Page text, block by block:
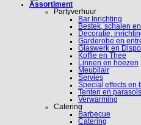
Assortiment
Partyverhuur
Bar Inrichting
Bestek, schalen
Decoratie,
Garderobe en
Glaswerk en
Koffie en Thee
Linnen en hoezen
Meubilair
Servies
Special effects en
Tenten en parasols
Verwarming
Catering
Barbecue
Catering